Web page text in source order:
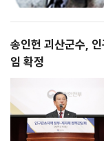
송인헌 괴산군수,
임 확정